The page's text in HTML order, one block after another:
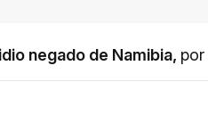
negado de Namibia, por